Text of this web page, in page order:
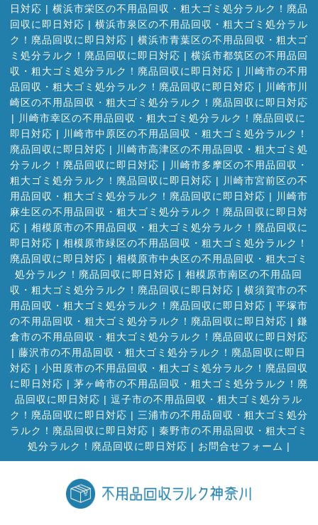
日対応 | 横浜市栄区の不用品回収・粗大ゴミ処分ラルク！廃品
回収に即日対応 | 横浜市泉区の不用品回収・粗大ゴミ処分ラル
ク！廃品回収に即日対応 | 横浜市青葉区の不用品回収・粗大ゴ
ミ処分ラルク！廃品回収に即日対応 | 横浜市都筑区の不用品回
収・粗大ゴミ処分ラルク！廃品回収に即日対応 | 川崎市の不用
品回収・粗大ゴミ処分ラルク！廃品回収に即日対応 | 川崎市川
崎区の不用品回収・粗大ゴミ処分ラルク！廃品回収に即日対応
| 川崎市幸区の不用品回収・粗大ゴミ処分ラルク！廃品回収に
即日対応 | 川崎市中原区の不用品回収・粗大ゴミ処分ラルク！
廃品回収に即日対応 | 川崎市高津区の不用品回収・粗大ゴミ処
分ラルク！廃品回収に即日対応 | 川崎市多摩区の不用品回収・
粗大ゴミ処分ラルク！廃品回収に即日対応 | 川崎市宮前区の不
用品回収・粗大ゴミ処分ラルク！廃品回収に即日対応 | 川崎市
麻生区の不用品回収・粗大ゴミ処分ラルク！廃品回収に即日対
応 | 相模原市の不用品回収・粗大ゴミ処分ラルク！廃品回収に
即日対応 | 相模原市緑区の不用品回収・粗大ゴミ処分ラルク！
廃品回収に即日対応 | 相模原市中央区の不用品回収・粗大ゴミ
処分ラルク！廃品回収に即日対応 | 相模原市南区の不用品回
収・粗大ゴミ処分ラルク！廃品回収に即日対応 | 横須賀市の不
用品回収・粗大ゴミ処分ラルク！廃品回収に即日対応 | 平塚市
の不用品回収・粗大ゴミ処分ラルク！廃品回収に即日対応 | 鎌
倉市の不用品回収・粗大ゴミ処分ラルク！廃品回収に即日対応
| 藤沢市の不用品回収・粗大ゴミ処分ラルク！廃品回収に即日
対応 | 小田原市の不用品回収・粗大ゴミ処分ラルク！廃品回収
に即日対応 | 茅ヶ崎市の不用品回収・粗大ゴミ処分ラルク！廃
品回収に即日対応 | 逗子市の不用品回収・粗大ゴミ処分ラル
ク！廃品回収に即日対応 | 三浦市の不用品回収・粗大ゴミ処分
ラルク！廃品回収に即日対応 | 秦野市の不用品回収・粗大ゴミ
処分ラルク！廃品回収に即日対応 | お問合せフォーム |